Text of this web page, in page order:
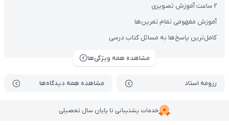
2 ساعت آموزش تصویری
آموزش مفهومی تمام تمرین‌ها
کامل‌ترین پاسخ‌ها به مسائل کتاب درسی
مشاهده همه ویژگی‌ها
رزومه استاد مشاهده همه دیدگاه‌ها
خدمات پشتیبانی تا پایان سال تحصیلی